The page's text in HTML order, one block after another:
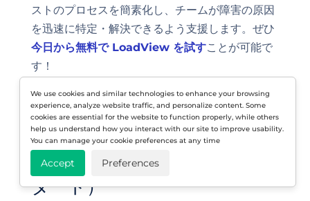
ストのプロセスを簡素化し、チームが障害の原因
を迅速に特定・解決できるよう支援します。ぜひ
今日から無料で LoadView を試すことが可能で
す！
2026年におけるチームのロー
ドテスト実施法（クイックス
タート）
We use cookies and similar technologies to enhance your browsing
experience, analyze website traffic, and personalize content. Some
cookies are essential for the website to function properly, while others
help us understand how you interact with our site to improve usability.
You can manage your cookie preferences at any time
Accept Preferences